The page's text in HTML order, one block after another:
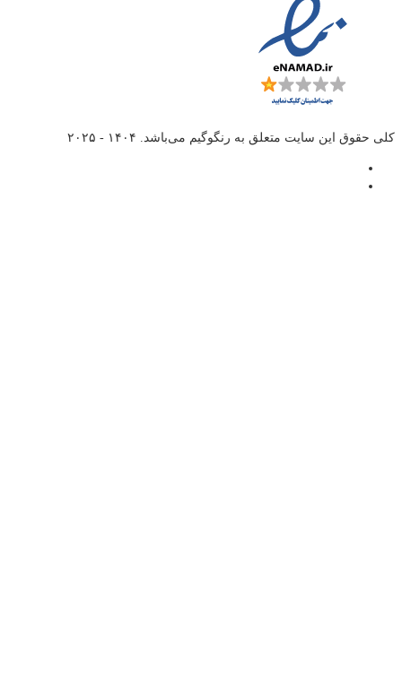
کلی حقوق این سایت متعلق به رنگوگیم می‌باشد. ۱۴۰۴ - ۲۰۲۵